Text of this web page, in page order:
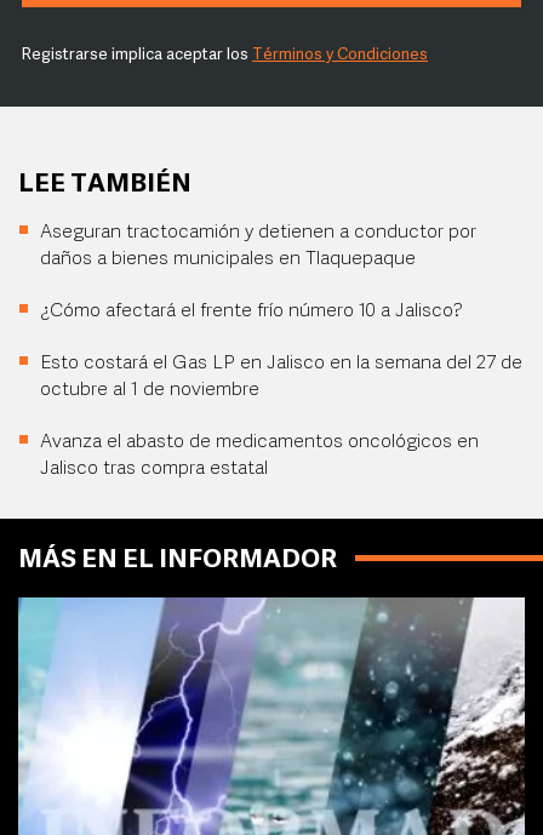
Registrarse implica aceptar los Términos y Condiciones
LEE TAMBIÉN
Aseguran tractocamión y detienen a conductor por
daños a bienes municipales en Tlaquepaque
¿Cómo afectará el frente frío número 10 a Jalisco?
Esto costará el Gas LP en Jalisco en la semana del 27 de
octubre al 1 de noviembre
Avanza el abasto de medicamentos oncológicos en
Jalisco tras compra estatal
MÁS EN EL INFORMADOR